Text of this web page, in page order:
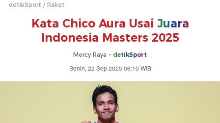
detikSport Raket
Kata Chico Aura Usai Juara
Indonesia Masters 2025
Mercy Raya - detikSport
Senin, 22 Sep 2025 08:10 WIB